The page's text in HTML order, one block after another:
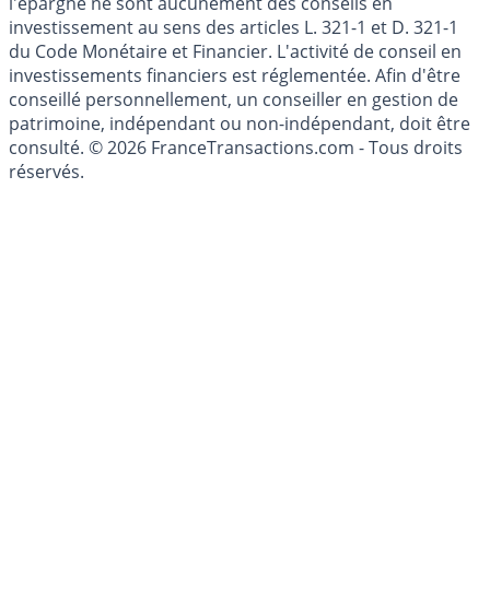
Les articles et commentaires publiés sur le guide de
l'épargne ne sont aucunement des conseils en
investissement au sens des articles L. 321-1 et D. 321-1
du Code Monétaire et Financier. L'activité de conseil en
investissements financiers est réglementée. Afin d'être
conseillé personnellement, un conseiller en gestion de
patrimoine, indépendant ou non-indépendant, doit être
consulté. © 2026 FranceTransactions.com - Tous droits